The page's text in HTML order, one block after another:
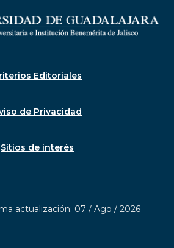
Editoriales
de Privacidad
Sitios de interés
actualización: 07 / Ago / 2026